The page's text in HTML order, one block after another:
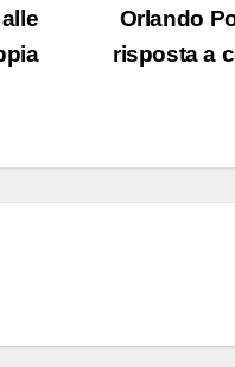
Orlando
risposta a